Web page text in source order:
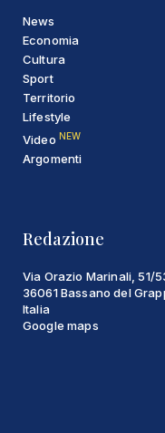
News
Economia
Cultura
Sport
Territorio
Lifestyle
Video NEW
Argomenti
Redazione
Via Orazio Marinali, 51/
36061 Bassano del
Italia
Google maps